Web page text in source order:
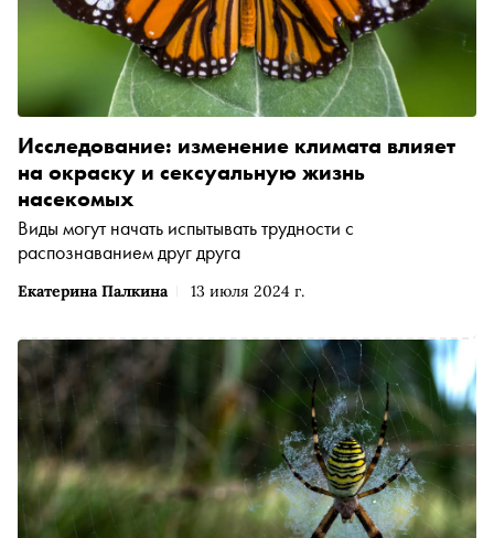
Екатерина Палкина 13 июля 2024 г.
Исследование: изменение климата влияет
на окраску и сексуальную жизнь
насекомых
Виды могут начать испытывать трудности с
распознаванием друг друга